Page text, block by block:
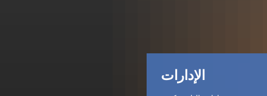
الإدارات